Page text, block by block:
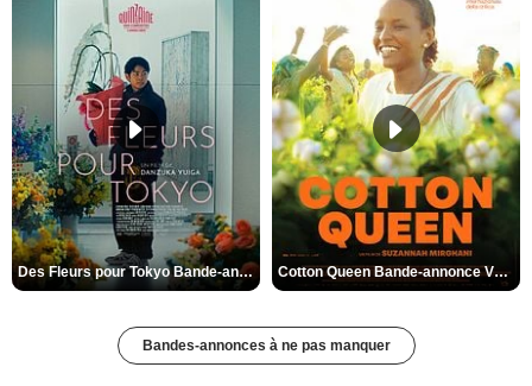
Des Fleurs pour Tokyo Bande-annonce VO STFR Cotton Queen Bande-annonce VO STFR
Bandes-annonces à ne pas manquer